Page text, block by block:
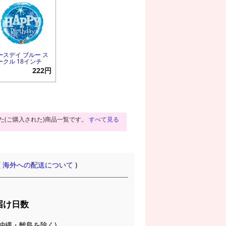
スデイ ブルー ス
クル 18インチ
222円
(ご購入された)商品一覧です。 すべて見る
海外への配送について )
け日数